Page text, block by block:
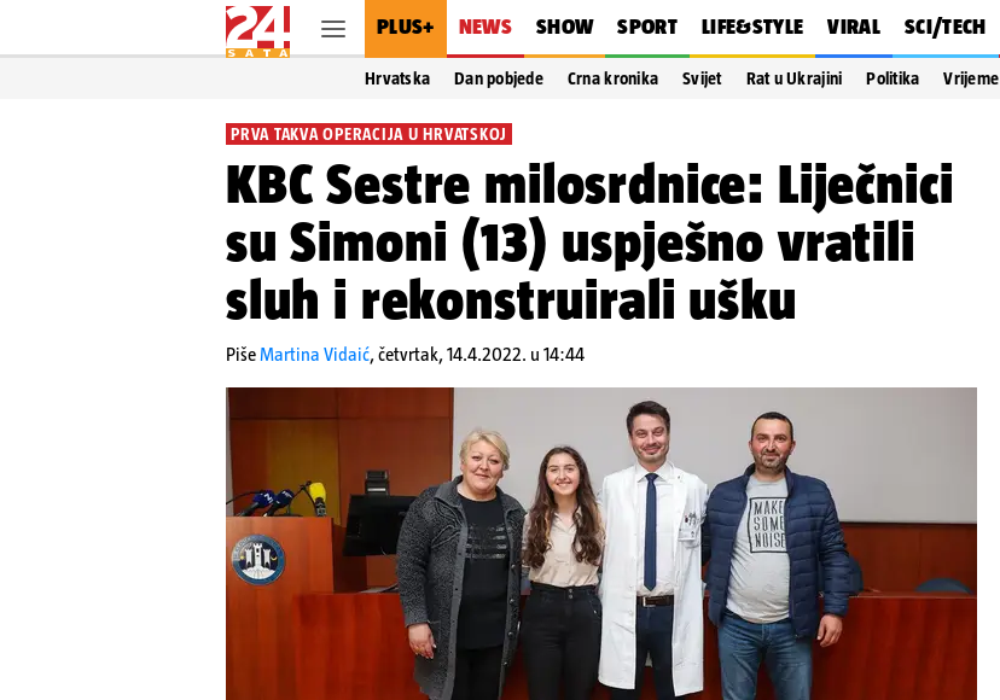
PLUS+ NEWS SHOW SPORT LIFE&STYLE VIRAL SCI/TECH
Hrvatska Dan pobjede Crna kronika Svijet Rat u Ukrajini Politika Vrijeme
PRVA TAKVA OPERACIJA U HRVATSKOJ
KBC Sestre milosrdnice: Liječnici
su Simoni (13) uspješno vratili
sluh i rekonstruirali ušku
PišeMartina Vidaić,četvrtak, 14.4.2022. u 14:44